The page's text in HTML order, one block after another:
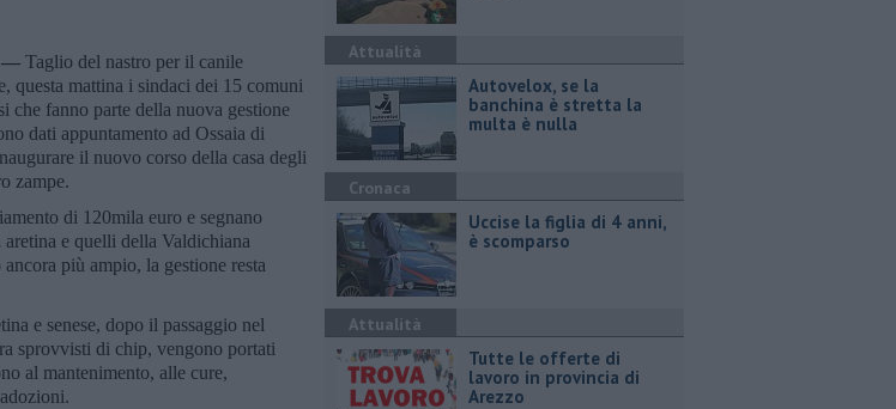
— Taglio del nastro per il canile
questa mattina i sindaci dei 15 comuni
che fanno parte della nuova gestione
dati appuntamento ad Ossaia di
il nuovo corso della casa degli
zampe.
di 120mila euro e segnano
e quelli della Valdichiana
più ampio, la gestione resta
e senese, dopo il passaggio nel
sprovvisti di chip, vengono portati
al mantenimento, alle cure,
Attualità
Autovelox, se la
banchina è stretta la
multa è nulla
Cronaca
Uccise la figlia di 4 anni,
è scomparso
Attualità
​Tutte le offerte di
lavoro in provincia di
Arezzo